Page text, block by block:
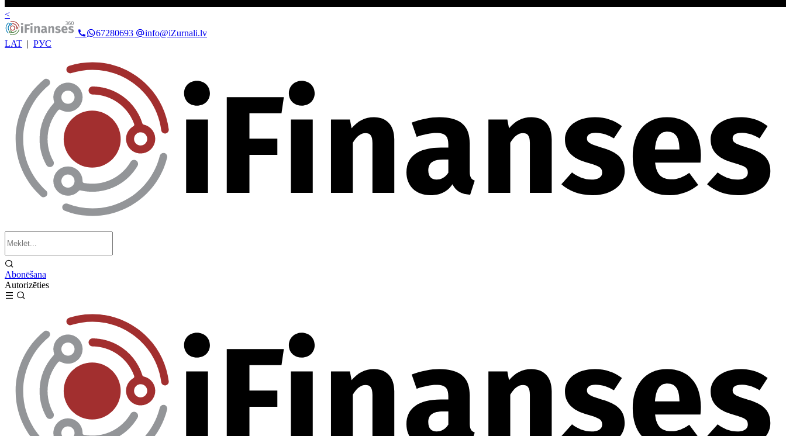
<
67280693
info@iZurnali.lv
LAT | РУС
Abonēšana
Autorizēties